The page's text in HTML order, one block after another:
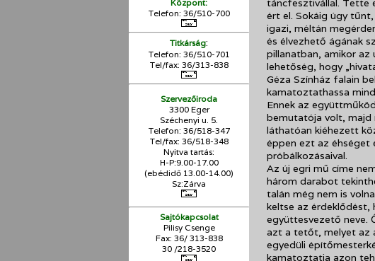
Központ:
Telefon: 36/510-700
Titkárság:
Telefon: 36/510-701
Tel/fax: 36/313-838
Szervezőiroda
3300 Eger
Széchenyi u. 5.
Telefon: 36/518-347
Tel/fax: 36/518-348
Nyitva tartás:
H-P:9.00-17.00
(ebédidő 13.00-14.00)
Sz:Zárva
Sajtókapcsolat
Pilisy Csenge
Fax: 36/ 313-838
30 /218-3520
táncfesztivállal. Tette
ért el. Sokáig úgy
igazi, méltán
és élvezhető ágának
pillanatban, amikor
lehetőség, hogy
Géza Színház falain
kamatoztathassa
Ennek az
bemutatója volt, majd
láthatóan kiéhezett
éppen ezt az éhséget
próbálkozásaival.
Az új egri mű címe
három darabot
talán még nem is
keltse az
együttesvezető neve.
azt a tetőt, melyet az
egyedüli
kamatoztatja azon